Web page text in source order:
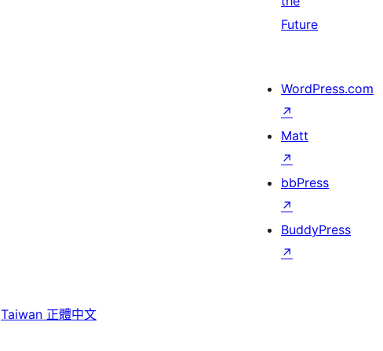
Future
WordPress.com
↗
Matt
↗
bbPress
↗
BuddyPress
↗
Taiwan 正體中文